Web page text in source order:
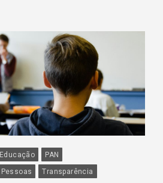
Educação
PAN
Pessoas Transparência